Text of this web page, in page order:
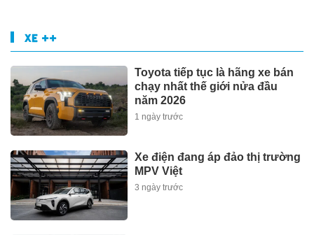
XE ++
Toyota tiếp tục là hãng xe bán
chạy nhất thế giới nửa đầu
năm 2026
1 ngày trước
Xe điện đang áp đảo thị trường
MPV Việt
3 ngày trước